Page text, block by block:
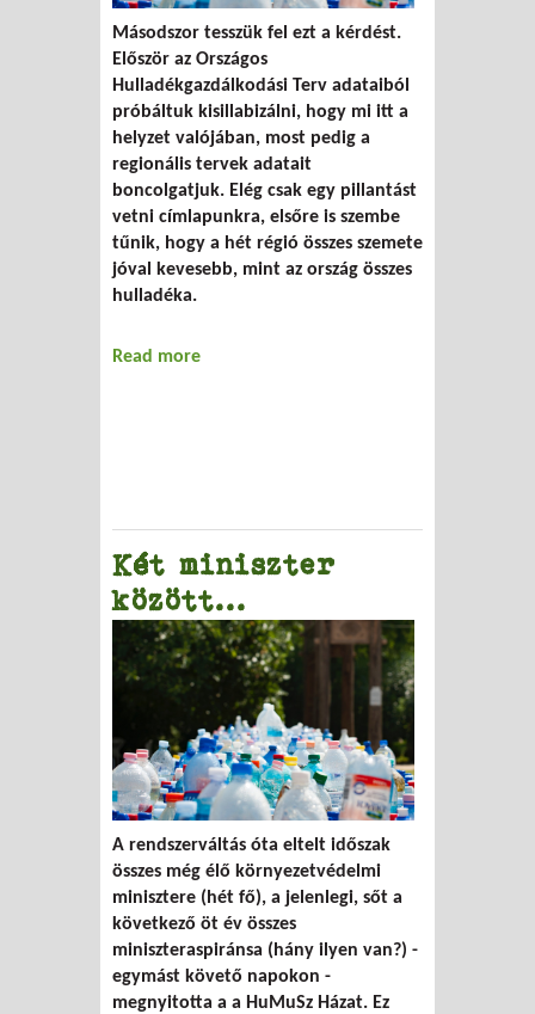
Másodszor tesszük fel ezt a kérdést.
Először az Országos
Hulladékgazdálkodási Terv adataiból
próbáltuk kisillabizálni, hogy mi itt a
helyzet valójában, most pedig a
regionális tervek adatait
boncolgatjuk. Elég csak egy pillantást
vetni címlapunkra, elsőre is szembe
tűnik, hogy a hét régió összes szemete
jóval kevesebb, mint az ország összes
hulladéka.
Read more
Két miniszter
között...
A rendszerváltás óta eltelt időszak
összes még élő környezetvédelmi
minisztere (hét fő), a jelenlegi, sőt a
következő öt év összes
miniszteraspiránsa (hány ilyen van?) -
egymást követő napokon -
megnyitotta a a HuMuSz Házat. Ez